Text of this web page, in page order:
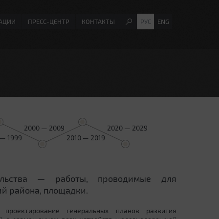
ПРЕСС-ЦЕНТР КОНТАКТЫ РУС ENG
1999
2000 — 2009
2010 — 2019
2020 — 2029
— работы, проводимые для
района, площадки.
генеральных планов развития